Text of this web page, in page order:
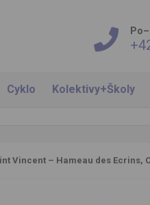
Cyklo Kolektivy+Školy
Vincent – Hameau des Ecrins,